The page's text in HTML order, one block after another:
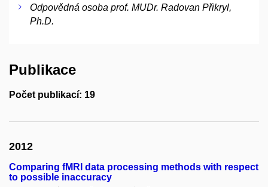
Odpovědná osoba prof. MUDr. Radovan Přikryl,
Ph.D.
Publikace
Počet publikací: 19
2012
Comparing fMRI data processing methods with respect
to possible inaccuracy